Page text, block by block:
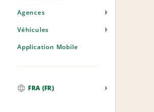
Agences
Véhicules
Application Mobile
FRA (FR)